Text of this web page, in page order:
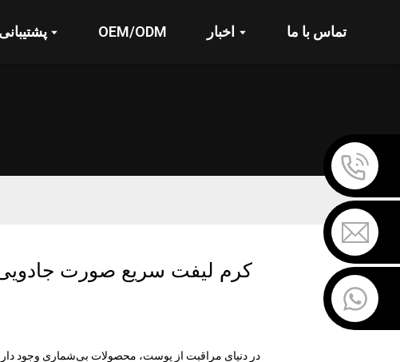
OEM/ODM اخبار تماس با ما
کرم لیفت سریع صورت
در دنیای مراقبت از پوست، محصولات بی‌شماری وجود